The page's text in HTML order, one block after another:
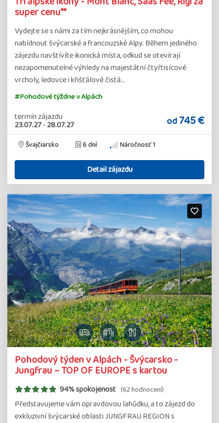
super cenu**
Vydejte se s námi za tím nejkrásnějším, co mohou
nabídnout švýcarské a francouzské Alpy. Během jediného
zájezdu navštívíte ikonická místa, odkud se otevírají
nezapomenutelné výhledy na majestátní čtyřtisícové
vrcholy, ledovce i křišťálově čistá…
#Pohodové týždne v Alpách
termín zájazdu
23.07.27-28.07.27 od745 €
Švajčiarsko 6 dní Náročnosť 1
Detail zájazdu
Pohodový týden v Alpách - Švýcarsko -
Jungfrau – TOP OF EUROPE s kartou
94% spokojenost (62 hodnocení)
Představujeme vám opravdovou lahůdku, a to zájezd do
exkluzivní švýcarské oblasti JUNGFRAU REGION s